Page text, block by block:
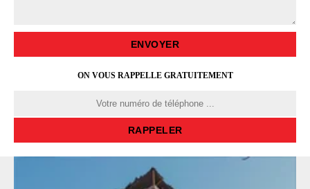
ON VOUS RAPPELLE GRATUITEMENT